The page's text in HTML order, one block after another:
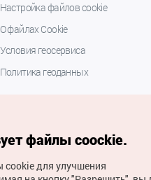
Настройка файлов cookie
О файлах Cookie
Условия геосервиса
Политика геоданных
файлы coockie.
cookie для улучшения